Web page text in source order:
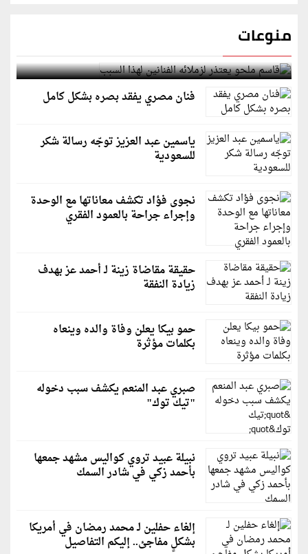
منوعات
قاسم ملحو يعتذر لزملائه الفنانين لهذا السبب
فنان مصري يفقد بصره بشكل كامل
ياسمين عبد العزيز توجّه رسالة شكر
للسعودية
نجوى فؤاد تكشف معاناتها مع الوحدة
وإجراء جراحة بالعمود الفقري
حقيقة مقاضاة زينة لـ أحمد عز بهدف
زيادة النفقة
حمو بيكا يعلن وفاة والده وينعاه
بكلمات مؤثرة
صبري عبد المنعم يكشف سبب دخوله
"تيك توك"
نبيلة عبيد تروي كواليس مشهد جمعها
بأحمد زكي في شادر السمك
إلغاء حفلين لـ محمد رمضان في أمريكا
بشكلٍ مفاجئ.. إليكم التفاصيل